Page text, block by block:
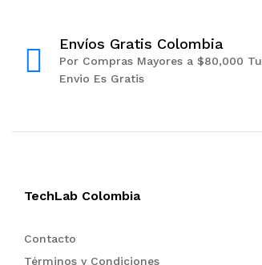
Envíos Gratis Colombia
Por Compras Mayores a $80,000 Tu
Envio Es Gratis
TechLab Colombia
Contacto
Términos y Condiciones